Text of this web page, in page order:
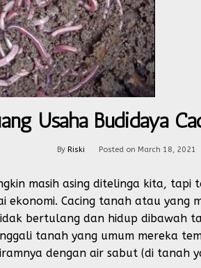
Usaha Budidaya
By Riski Posted on March 18, 2021
masih asing ditelinga kita,
ekonomi. Cacing tanah atau yang
bertulang dan hidup dibawah
tanah yang umum mereka
dengan air sabut (di tanah